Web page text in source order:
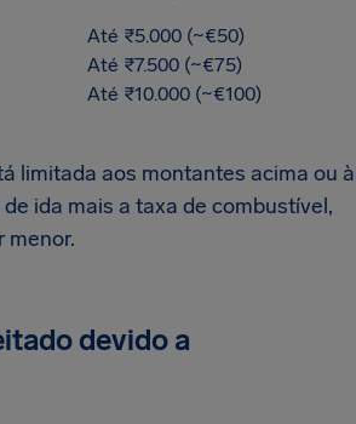
Até ₹5.000 (~€50)
Até ₹7.500 (~€75)
Até ₹10.000 (~€100)
limitada aos montantes acima ou à
ida mais a taxa de combustível,
menor.
devido a